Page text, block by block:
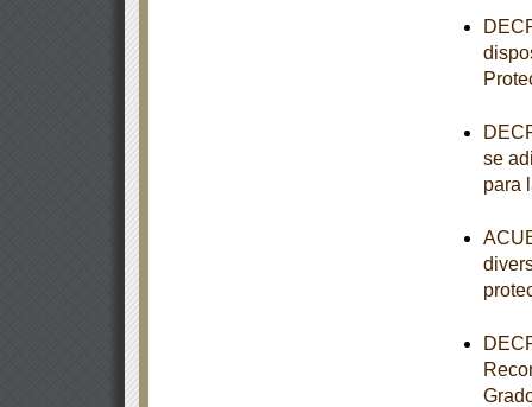
se
para